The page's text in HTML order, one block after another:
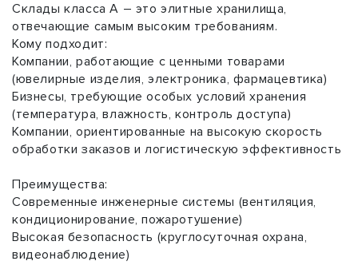
Склады класса A – это элитные хранилища,
отвечающие самым высоким требованиям.
Кому подходит:
Компании, работающие с ценными товарами
(ювелирные изделия, электроника, фармацевтика)
Бизнесы, требующие особых условий хранения
(температура, влажность, контроль доступа)
Компании, ориентированные на высокую скорость
обработки заказов и логистическую эффективность
Преимущества:
Современные инженерные системы (вентиляция,
кондиционирование, пожаротушение)
Высокая безопасность (круглосуточная охрана,
видеонаблюдение)